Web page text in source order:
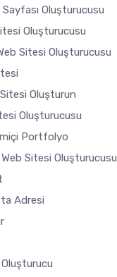
Sayfası Oluşturucusu
Oluşturucusu
Sitesi Oluşturucusu
Oluşturun
Oluşturucusu
Portfolyo
Sitesi Oluşturucusu
Adresi